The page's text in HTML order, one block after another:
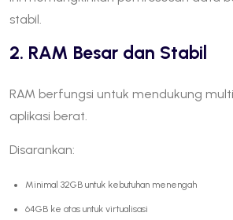
stabil.
2. RAM Besar dan Stabil
RAM berfungsi untuk mendukung
aplikasi berat.
Disarankan:
Minimal 32GB untuk kebutuhan menengah
64GB ke atas untuk virtualisasi